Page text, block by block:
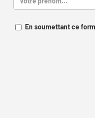
En soumettant ce